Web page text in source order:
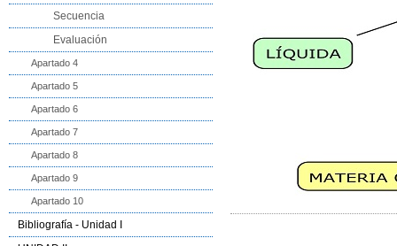
Secuencia
Evaluación
Apartado 4
Apartado 5
Apartado 6
Apartado 7
Apartado 8
Apartado 9
Apartado 10
Bibliografía - Unidad I